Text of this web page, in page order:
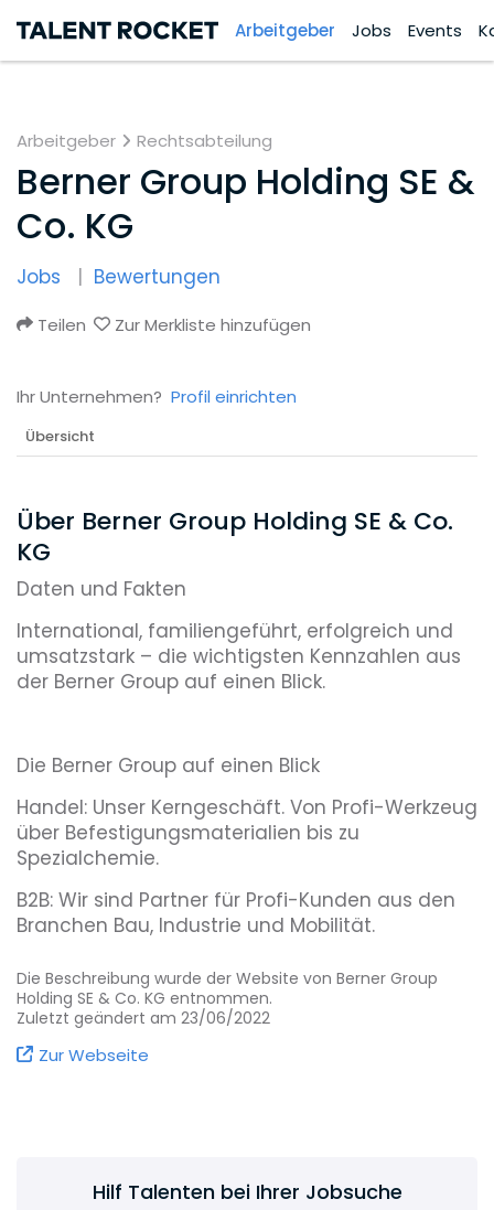
Arbeitgeber Jobs Events
Arbeitgeber Rechtsabteilung
Berner Group Holding SE &
Co. KG
Jobs Bewertungen
Teilen Zur Merkliste hinzufügen
Ihr Unternehmen? Profil einrichten
Übersicht
Über Berner Group Holding SE & Co.
KG
Daten und Fakten
International, familiengeführt, erfolgreich und
umsatzstark – die wichtigsten Kennzahlen aus
der Berner Group auf einen Blick.
Die Berner Group auf einen Blick
Handel: Unser Kerngeschäft. Von Profi-Werkzeug
über Befestigungsmaterialien bis zu
Spezialchemie.
B2B: Wir sind Partner für Profi-Kunden aus den
Branchen Bau, Industrie und Mobilität.
Familienunternehmen: Werteorientiert und
inhabergeführt in zweiter Generation.
Die Beschreibung wurde der Website von Berner Group
Holding SE & Co. KG entnommen.
Zuletzt geändert am 23/06/2022
Zur Webseite
Hilf Talenten bei Ihrer Jobsuche